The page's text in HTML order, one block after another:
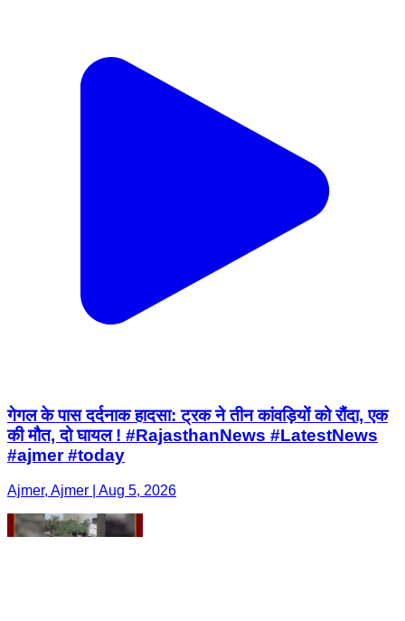
गेगल के पास दर्दनाक हादसा: ट्रक ने तीन कांवड़ियों को रौंदा, एक
की मौत, दो घायल ! #RajasthanNews #LatestNews
#ajmer #today
Ajmer, Ajmer | Aug 5, 2026